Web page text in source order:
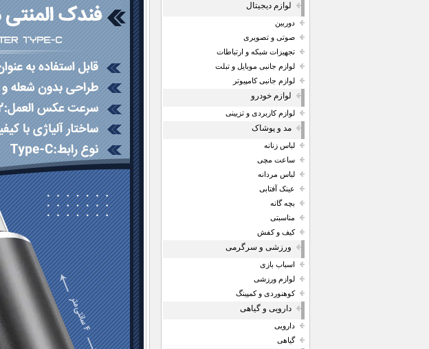
لوازم دیجیتال
دوربین
صوتی و تصویری
تجهیزات شبکه و ارتباطات
لوازم جانبی موبایل و تبلت
لوازم جانبی کامپیوتر
لوازم خودرو
لوازم کاربردی و تزیینی
مد و پوشاک
لباس زنانه
ساعت مچی
لباس مردانه
عینک آفتابی
بچه گانه
مناسبتی
کیف و کفش
ورزشی و سرگرمی
اسباب بازی
لوازم ورزشی
کوهنوردی و کمپینگ
دارویی و گیاهی
دارویی
گیاهی